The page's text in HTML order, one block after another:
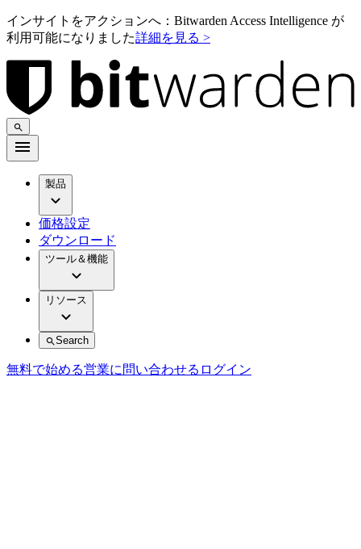
インサイトをアクションへ：Bitwarden Access Intelligence が
利用可能になりました詳細を見る >
製品
価格設定
ダウンロード
ツール＆機能
リソース
Search
無料で始める営業に問い合わせる ログイン